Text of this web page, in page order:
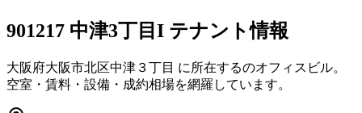
901217 中津3丁目I テナント情報
大阪府大阪市北区中津３丁目 に所在するのオフィスビル。
空室・賃料・設備・成約相場を網羅しています。